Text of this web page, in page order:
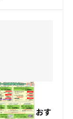
サービスおす